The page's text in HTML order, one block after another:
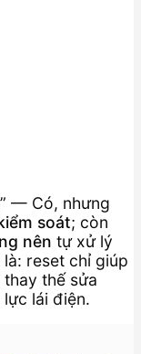
” — Có, nhưng
soát; còn
nên tự xử lý
reset chỉ giúp
thế sửa
lái điện.